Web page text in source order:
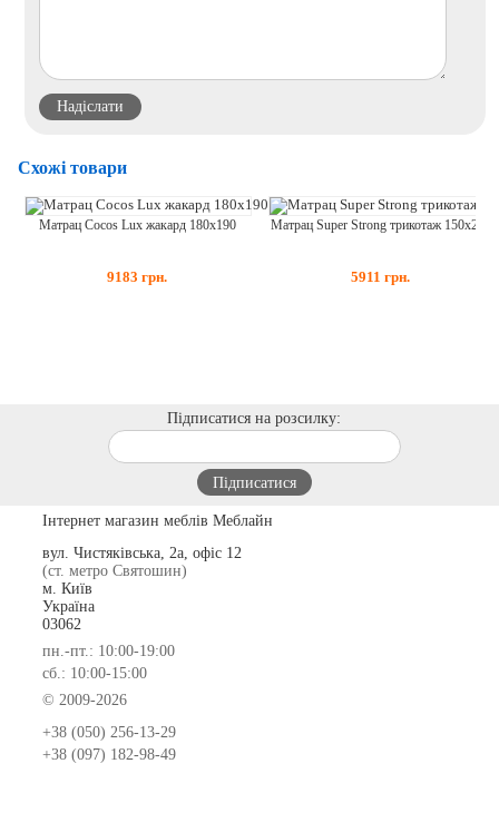
Схожі товари
Матрац Cocos Lux жакард 180x190
9183 грн.
Матрац Super Strong трикотаж 150x200
5911 грн.
Підписатися на розсилку:
Інтернет магазин меблів Меблайн
вул. Чистяківська, 2а, офіс 12
(ст. метро Святошин)
м. Київ
Україна
03062
пн.-пт.: 10:00-19:00
сб.: 10:00-15:00
© 2009-2026
+38 (050) 256-13-29
+38 (097) 182-98-49